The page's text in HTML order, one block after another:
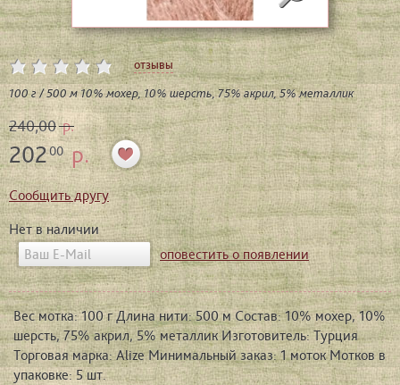
отзывы
100 г / 500 м 10% мохер, 10% шерсть, 75% акрил, 5% металлик
240,00р.
20200р.
Сообщить другу
Нет в наличии
оповестить о появлении
Вес мотка: 100 г Длина нити: 500 м Состав: 10% мохер, 10%
шерсть, 75% акрил, 5% металлик Изготовитель: Турция
Торговая марка: Alize Минимальный заказ: 1 моток Мотков в
упаковке: 5 шт.